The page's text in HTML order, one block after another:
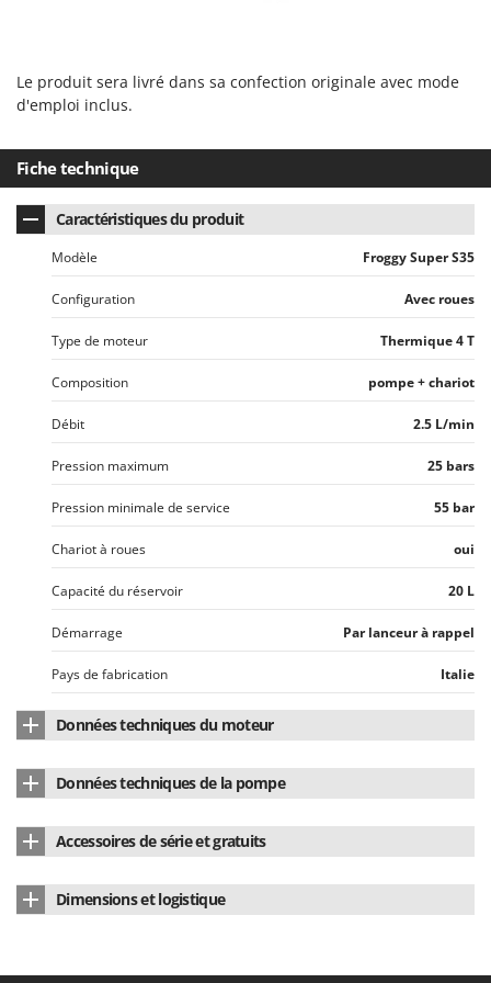
Trancheuses
Trancheuses de sol
Treuils de débardage
Tronçonneuses
Vêtements de Sécurité
Vibroculteurs à tracteur
LAR Casalinghi
Lavor
Linea VZ
Lisam
Lotusgrill
M.A.I.BO.
Macom
Macte Ovens
Makita
MAMMAMIA
Marcato
Marina Systems
Master
Masterpro
McCulloch
MCH
Michelin
Minox
Mockmill
More than chef
MOSA
Mowox
Le produit sera livré dans sa confection originale avec mode
d'emploi inclus.
Fiche technique
Caractéristiques du produit
Modèle Froggy Super S35
Configuration Avec roues
Type de moteur Thermique 4 T
Composition pompe + chariot
Débit 2.5 L/min
Pression maximum 25 bars
Pression minimale de service 55 bar
Chariot à roues oui
Capacité du réservoir 20 L
Démarrage Par lanceur à rappel
Pays de fabrication Italie
Données techniques du moteur
Type de moteur 4 temps
Cylindrée
Carburant Essence
Pays de fabrication Chine
Données techniques de la pompe
Débit 2.5
Variateur de pression
Accessoires de série et gratuits
Dimensions et logistique
Poids net 14 Kg